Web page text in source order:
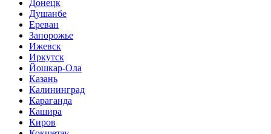
Донецк
Душанбе
Ереван
Запорожье
Ижевск
Иркутск
Йошкар-Ола
Казань
Калининград
Караганда
Кашира
Киров